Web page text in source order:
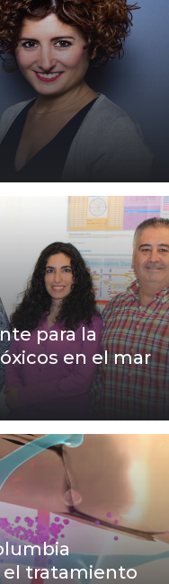
para la
en el mar
el tratamiento